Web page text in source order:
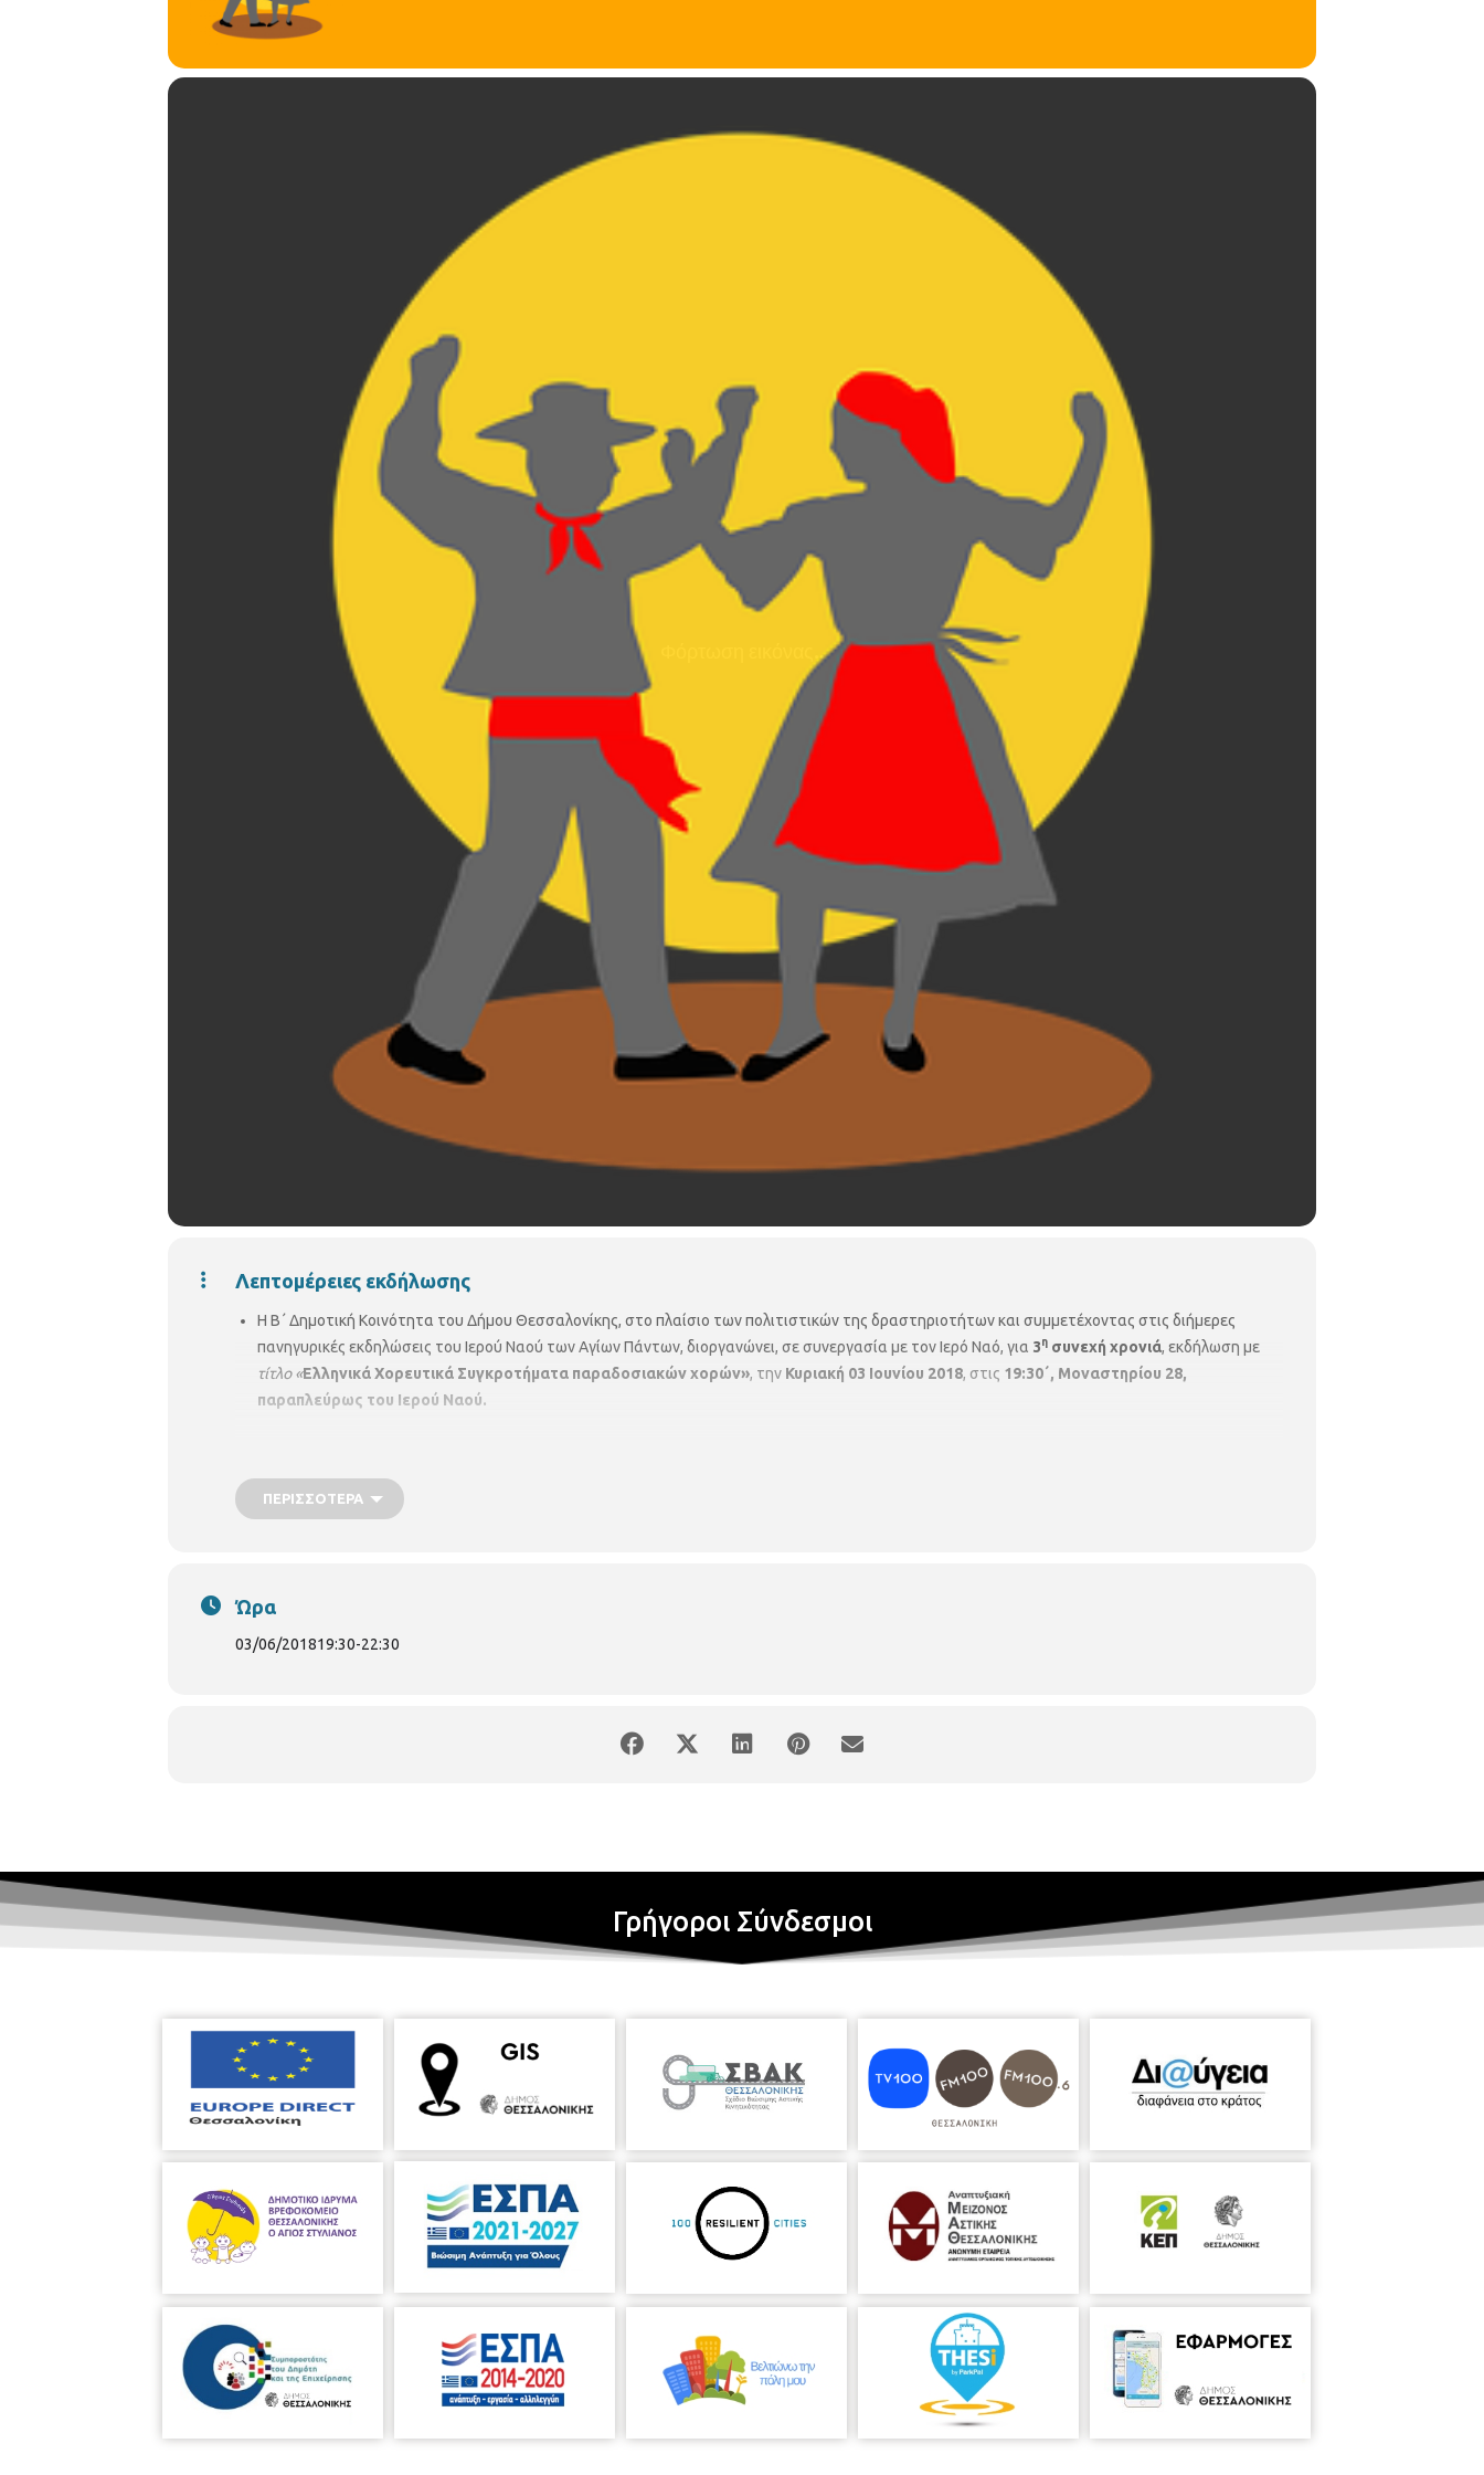
Λεπτομέρειες εκδήλωσης
Η Β΄ Δημοτική Κοινότητα του Δήμου Θεσσαλονίκης, στο πλαίσιο των πολιτιστικών της δραστηριοτήτων και συμμετέχοντας στις διήμερες
πανηγυρικές εκδηλώσεις του Ιερού Ναού των Αγίων Πάντων, διοργανώνει, σε συνεργασία με τον Ιερό Ναό, για 3η συνεχή χρονιά, εκδήλωση με
τίτλο «Ελληνικά Χορευτικά Συγκροτήματα παραδοσιακών χορών», την Κυριακή 03 Ιουνίου 2018, στις 19:30΄, Μοναστηρίου 28,
παραπλεύρως του Ιερού Ναού.
τουΙερού Ναού Αγίων Πάντων Θεσσαλονίκης (2 σχήματα),
του Συλλόγου Κερκυραίων και Φίλων της Κέρκυρας «Ιωάννης Καποδίστριας»,
ΠΕΡΙΣΣΌΤΕΡΑ
Ώρα
03/06/201819:30-22:30
Γρήγοροι Σύνδεσμοι